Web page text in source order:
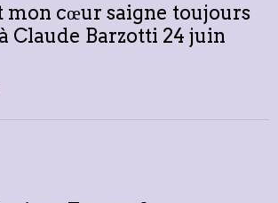
mon cœur saigne toujours
Claude Barzotti 24 juin